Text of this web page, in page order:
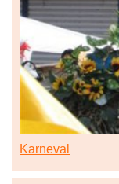
Karneval